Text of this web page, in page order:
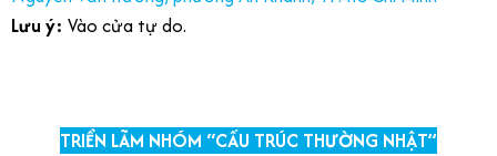
Lưu ý: Vào cửa tự do.
TRIỂN LÃM NHÓM “CẤU TRÚC THƯỜNG NHẬT”